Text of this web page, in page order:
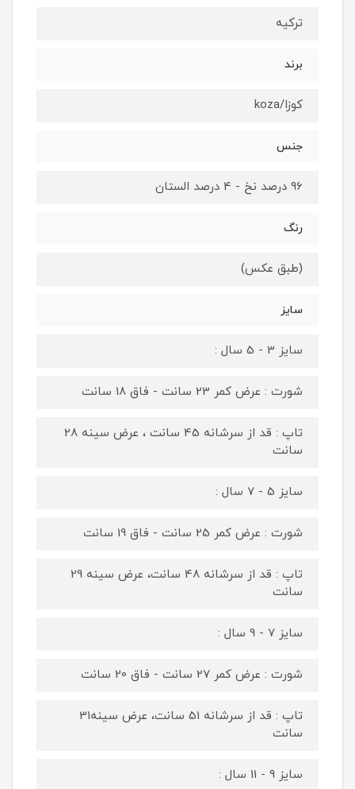
ترکیه
برند
کوزا/koza
جنس
96 درصد نخ - 4 درصد الستان
رنگ
(طبق عکس)
سایز
سایز 3 - 5 سال :
شورت : عرض کمر 23 سانت - فاق 18 سانت
تاپ : قد از سرشانه 45 سانت ، عرض سینه 28
سانت
سایز 5 - 7 سال :
شورت : عرض کمر 25 سانت - فاق 19 سانت
تاپ : قد از سرشانه 48 سانت، عرض سینه 29
سانت
سایز 7 - 9 سال :
شورت : عرض کمر 27 سانت - فاق 20 سانت
تاپ : قد از سرشانه 51 سانت، عرض سینه31
سانت
سایز 9 - 11 سال :